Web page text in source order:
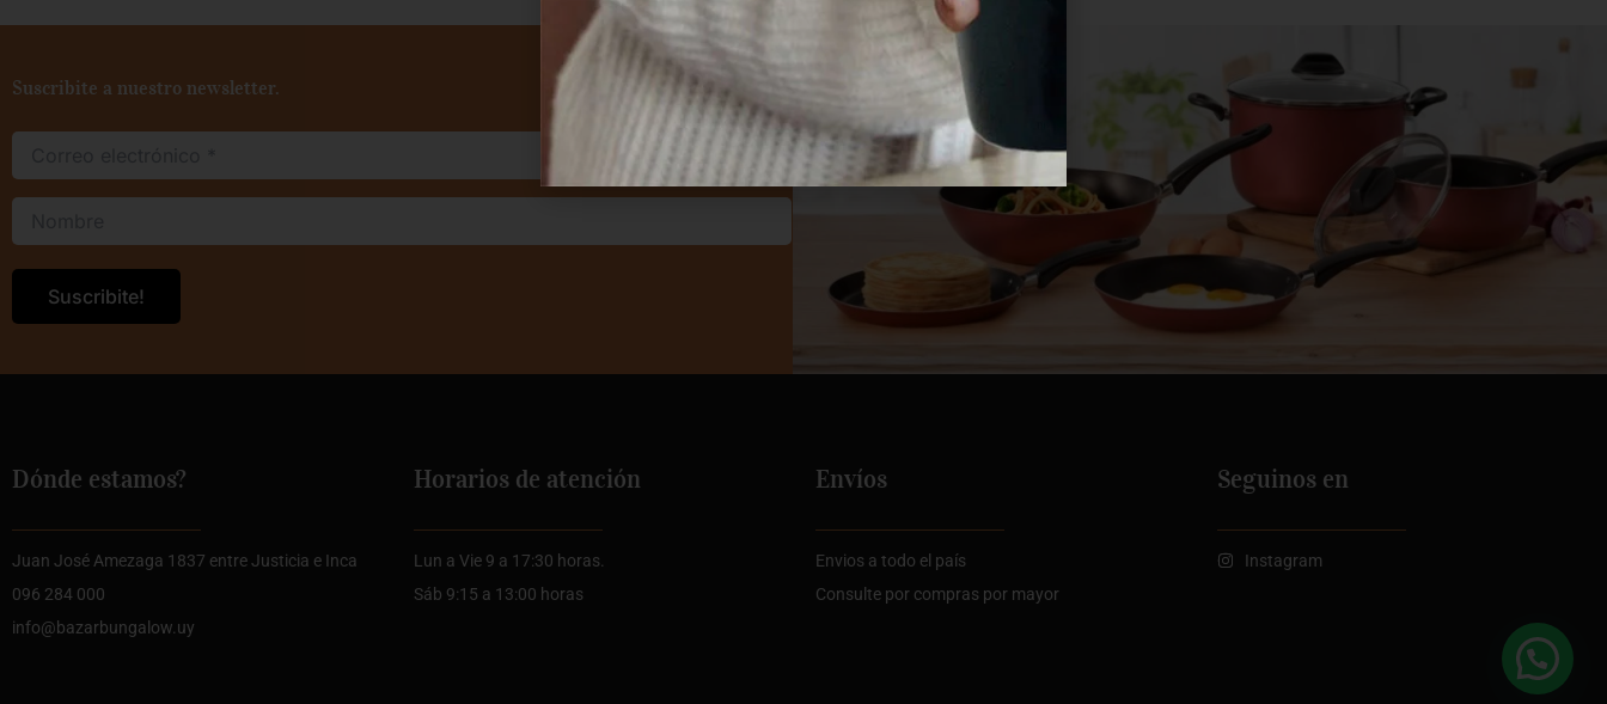
Suscribite a nuestro newsletter.
Dónde estamos?
Juan José Amezaga 1837 entre Justicia e Inca
096 284 000
info@bazarbungalow.uy
Horarios de atención
Lun a Vie 9 a 17:30 horas.
Sáb 9:15 a 13:00 horas
Envíos
Envios a todo el país
Consulte por compras por mayor
Seguinos en
Instagram